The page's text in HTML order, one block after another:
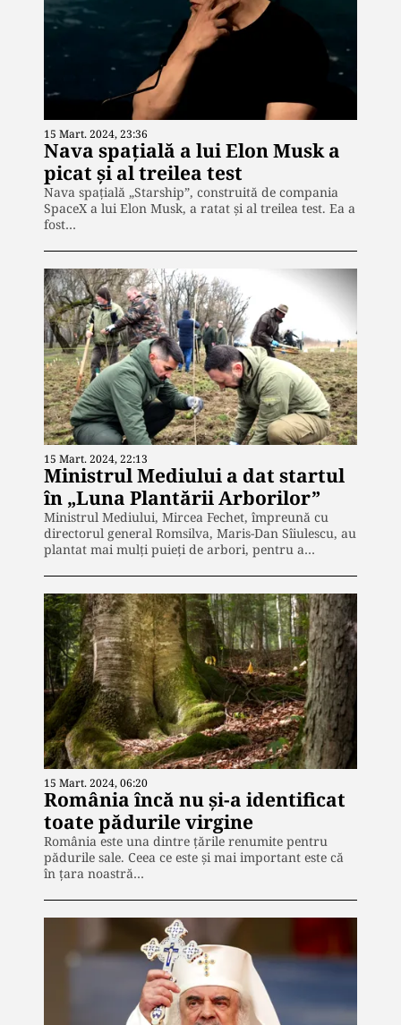
15 Mart. 2024, 23:36
Nava spațială a lui Elon Musk a
picat și al treilea test
Nava spațială „Starship”, construită de compania
SpaceX a lui Elon Musk, a ratat și al treilea test. Ea a
fost…
15 Mart. 2024, 22:13
Ministrul Mediului a dat startul
în „Luna Plantării Arborilor”
Ministrul Mediului, Mircea Fechet, împreună cu
directorul general Romsilva, Maris-Dan Sîiulescu, au
plantat mai mulți puieți de arbori, pentru a…
15 Mart. 2024, 06:20
România încă nu și-a identificat
toate pădurile virgine
România este una dintre țările renumite pentru
pădurile sale. Ceea ce este și mai important este că
în țara noastră…